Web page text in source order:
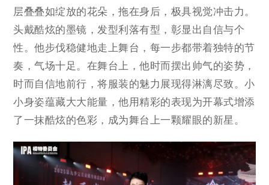
层叠叠如绽放的花朵，拖在身后，极具视觉冲击力。
头戴酷炫的墨镜，发型利落有型，彰显出自信与个
性。他步伐稳健地走上舞台，每一步都带着独特的节
奏，气场十足。在舞台上，他时而摆出帅气的姿势，
时而自信地前行，将服装的魅力展现得淋漓尽致。小
小身姿蕴藏大大能量，他用精彩的表现为开幕式增添
了一抹酷炫的色彩，成为舞台上一颗耀眼的新星。